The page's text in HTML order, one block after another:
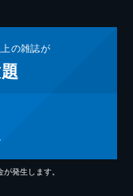
の雑誌が
発生します。